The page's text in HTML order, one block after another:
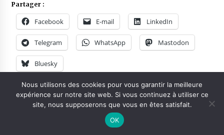
Partager :
Facebook E-mail LinkedIn
Telegram WhatsApp Mastodon
Bluesky
Posted in voir, écouter
Nous utilisons des cookies pour vous garantir la meilleure
expérience sur notre site web. Si vous continuez à utiliser ce
site, nous supposerons que vous en êtes satisfait.
OK